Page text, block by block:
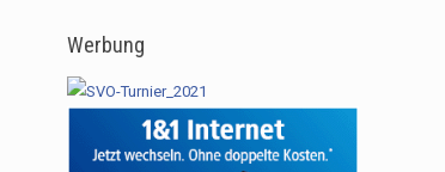
Werbung